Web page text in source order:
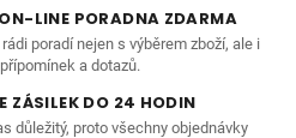
LINE PORADNA ZDARMA
poradí nejen s výběrem zboží, ale i
a dotazů.
ZÁSILEK DO 24 HODIN
důležitý, proto všechny objednávky